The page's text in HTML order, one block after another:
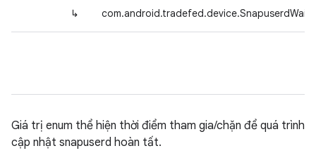
↳
Giá trị enum thể hiện thời điểm tham gia/chặn để quá trình
cập nhật snapuserd hoàn tất.